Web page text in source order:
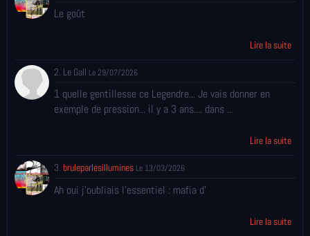
Le goût
Lire la suite
2. Le Gall Le 29/07/2026
1 quelle gentillesse ce Legendre... Je vais donner en
exemple de pression... il y a 3 ans.... dans ...
Lire la suite
3. bruleparlesillumines Le 13/03/2026
Ah oui j'oubliais l'essentiel : mafia d'
Lire la suite